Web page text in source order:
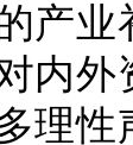
产
内
理